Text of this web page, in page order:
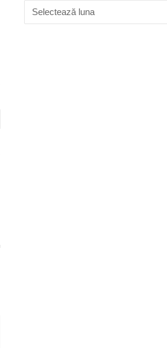
Arhiva